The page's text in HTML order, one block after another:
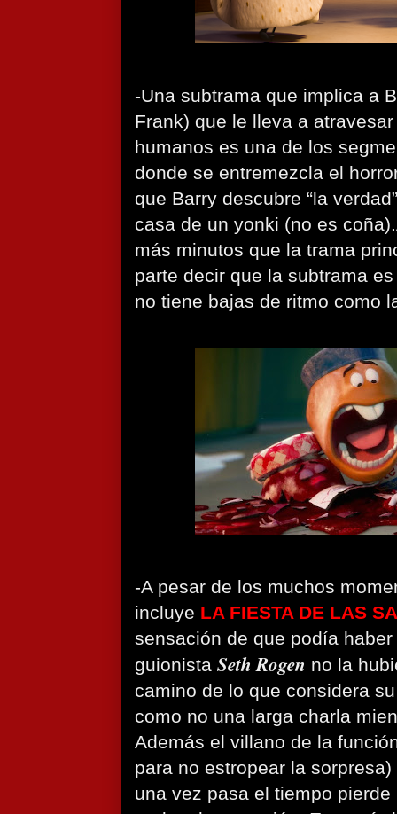
-Una subtrama que implica a
Frank) que le lleva a
humanos es una de los
donde se entremezcla el
que Barry descubre “la
casa de un yonki (no es
más minutos que la trama
parte decir que la subtrama
no tiene bajas de ritmo como
-A pesar de los muchos
incluye LA FIESTA DE LAS
sensación de que podía
guionista Seth Rogen no la
camino de lo que considera
como no una larga charla
Además el villano de la
para no estropear la
una vez pasa el tiempo